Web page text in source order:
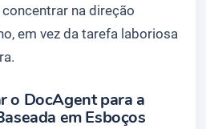
na direção
em vez da tarefa laboriosa
o DocAgent para a
em Esboços